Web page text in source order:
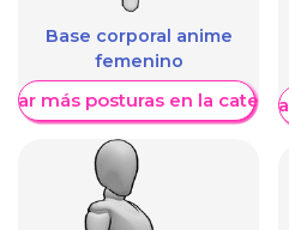
Base corporal anime
femenino
más posturas en la